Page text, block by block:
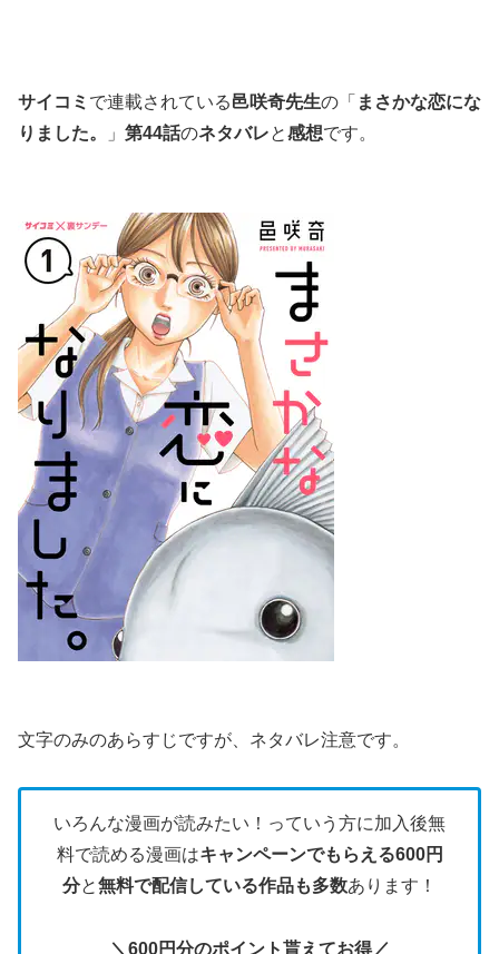
サイコミ で連載されている邑咲奇先生の「 まさかな恋にな
りました。
」 第44話のネタバレと感想です。
文字のみのあらすじですが、ネタバレ注意です。
いろんな漫画が読みたい！っていう方に加入後無
料で読める漫画はキャンペーンでもらえる600円
分と無料で配信している作品も多数あります！
＼600円分のポイント貰えてお得／